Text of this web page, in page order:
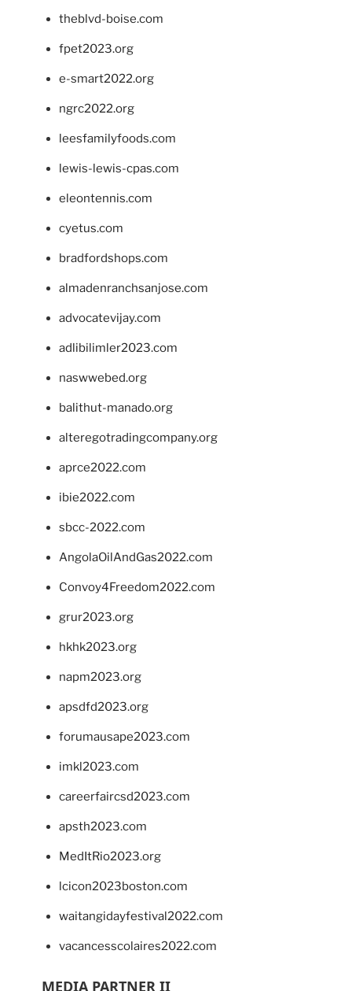
theblvd-boise.com
fpet2023.org
e-smart2022.org
ngrc2022.org
leesfamilyfoods.com
lewis-lewis-cpas.com
eleontennis.com
cyetus.com
bradfordshops.com
almadenranchsanjose.com
advocatevijay.com
adlibilimler2023.com
naswwebed.org
balithut-manado.org
alteregotradingcompany.org
aprce2022.com
ibie2022.com
sbcc-2022.com
AngolaOilAndGas2022.com
Convoy4Freedom2022.com
grur2023.org
hkhk2023.org
napm2023.org
apsdfd2023.org
forumausape2023.com
imkl2023.com
careerfaircsd2023.com
apsth2023.com
MedItRio2023.org
lcicon2023boston.com
waitangidayfestival2022.com
vacancesscolaires2022.com
MEDIA PARTNER II